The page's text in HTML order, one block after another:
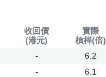
收回價
(港元)
實際
槓桿(倍)
- 6.2
- 6.1